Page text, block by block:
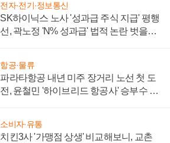
전자·전기·정보통신
SK하이닉스 노사 '성과급 주식 지급' 평행
선, 곽노정 'N% 성과급' 법적 논란 벗을지
항공·물류
파라타항공 내년 미주 장거리 노선 첫 도
전, 윤철민 '하이브리드 항공사' 승부수 통
소비자·유통
치킨3사 '가맹점 상생' 비교해보니, 교촌